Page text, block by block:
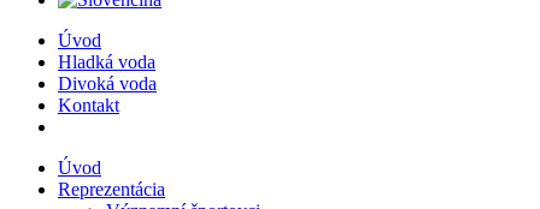
Úvod
Hladká voda
Divoká voda
Kontakt
Úvod
Reprezentácia